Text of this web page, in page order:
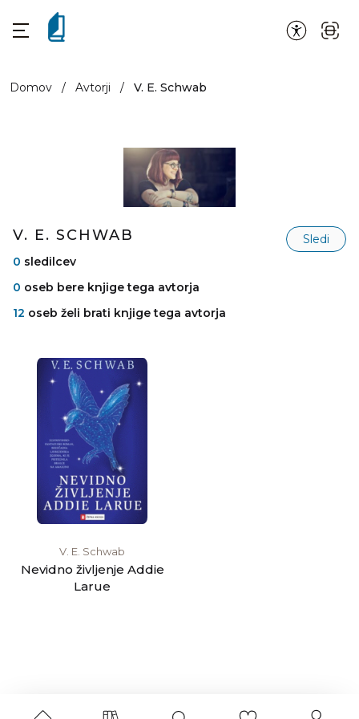
Domov / Avtorji / V. E. Schwab
V. E. SCHWAB
Sledi
0 sledilcev
0 oseb bere knjige tega avtorja
12 oseb želi brati knjige tega avtorja
V. E. Schwab
Nevidno življenje Addie
Larue